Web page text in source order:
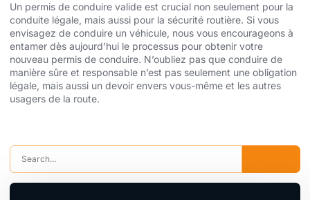
Un permis de conduire valide est crucial non seulement pour la
conduite légale, mais aussi pour la sécurité routière. Si vous
envisagez de conduire un véhicule, nous vous encourageons à
entamer dès aujourd’hui le processus pour obtenir votre
nouveau permis de conduire. N’oubliez pas que conduire de
manière sûre et responsable n’est pas seulement une obligation
légale, mais aussi un devoir envers vous-même et les autres
usagers de la route.